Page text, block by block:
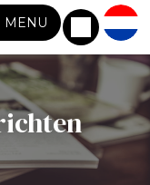
MENU